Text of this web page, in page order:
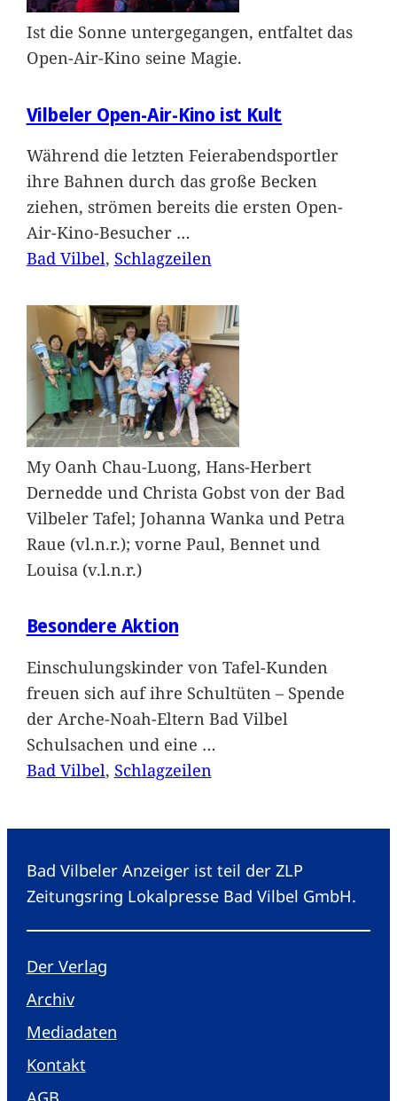
Ist die Sonne untergegangen, entfaltet das
Open-Air-Kino seine Magie.
Vilbeler Open-Air-Kino ist Kult
Während die letzten Feierabendsportler
ihre Bahnen durch das große Becken
ziehen, strömen bereits die ersten Open-
Air-Kino-Besucher …
Bad Vilbel, Schlagzeilen
My Oanh Chau-Luong, Hans-Herbert
Dernedde und Christa Gobst von der Bad
Vilbeler Tafel; Johanna Wanka und Petra
Raue (vl.n.r.); vorne Paul, Bennet und
Louisa (v.l.n.r.)
Besondere Aktion
Einschulungskinder von Tafel-Kunden
freuen sich auf ihre Schultüten – Spende
der Arche-Noah-Eltern Bad Vilbel
Schulsachen und eine …
Bad Vilbel, Schlagzeilen
Bad Vilbeler Anzeiger ist teil der ZLP
Zeitungsring Lokalpresse Bad Vilbel GmbH.
Der Verlag
Archiv
Mediadaten
Kontakt